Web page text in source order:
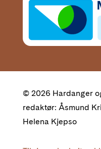
© 2026 Hardanger
redaktør: Åsmund
Helena Kjepso